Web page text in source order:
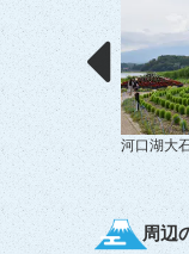
河口湖大
周辺